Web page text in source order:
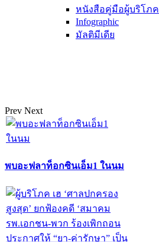
หนังสือคู่มือผู้บริโภค
Infographic
มัลติมีเดีย
Prev Next
พบอะฟลาท็อกซินเอ็ม1 ในนม